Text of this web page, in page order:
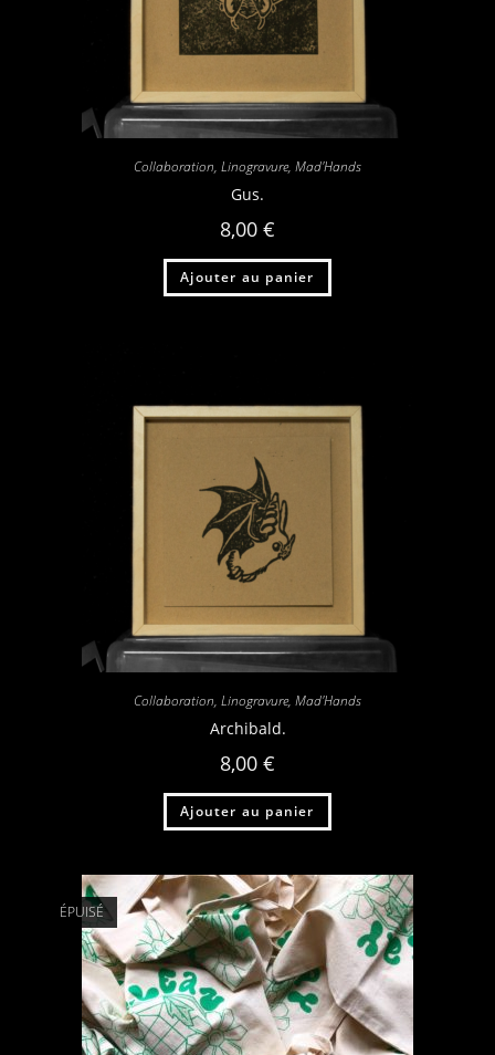
Collaboration, Linogravure, Mad'Hands
Gus.
8,00 €
Ajouter au panier
Collaboration, Linogravure, Mad'Hands
Archibald.
8,00 €
Ajouter au panier
ÉPUISÉ